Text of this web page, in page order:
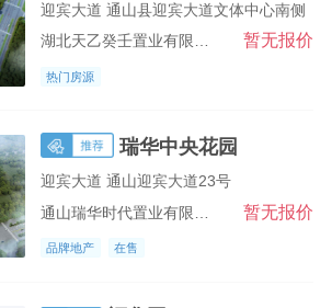
迎宾大道 通山县迎宾大道文体中心南侧
暂无报价
热门房源
瑞华中央花园
迎宾大道 通山迎宾大道23号
暂无报价
品牌地产 在售